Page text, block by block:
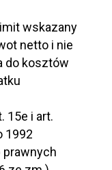
wskazany
netto i nie
do kosztów
15e i art.
1992
prawnych